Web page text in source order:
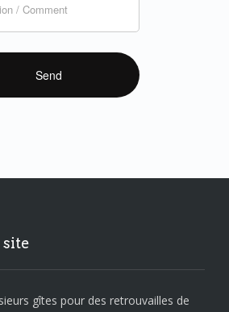
site
gîtes pour des retrouvailles de